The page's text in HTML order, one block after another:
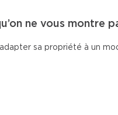
ne vous montre
sa propriété à un